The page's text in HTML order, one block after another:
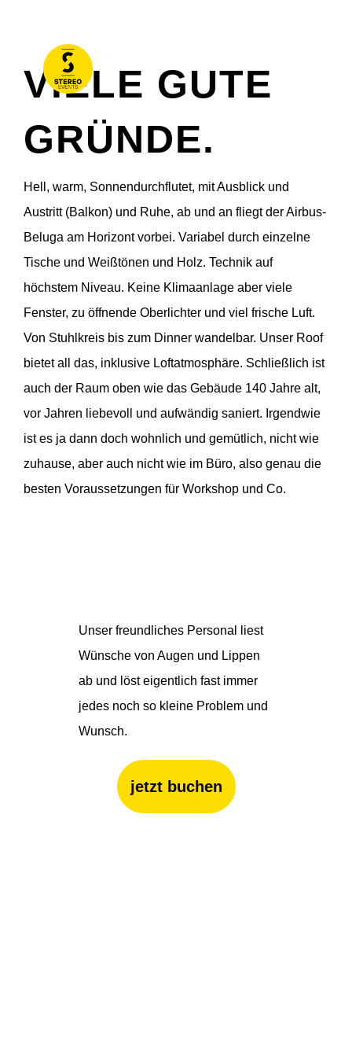
VIELE GUTE
GRÜNDE.
Hell, warm, Sonnendurchflutet, mit Ausblick und
Austritt (Balkon) und Ruhe, ab und an fliegt der Airbus-
Beluga am Horizont vorbei. Variabel durch einzelne
Tische und Weißtönen und Holz. Technik auf
höchstem Niveau. Keine Klimaanlage aber viele
Fenster, zu öffnende Oberlichter und viel frische Luft.
Von Stuhlkreis bis zum Dinner wandelbar. Unser Roof
bietet all das, inklusive Loftatmosphäre. Schließlich ist
auch der Raum oben wie das Gebäude 140 Jahre alt,
vor Jahren liebevoll und aufwändig saniert. Irgendwie
ist es ja dann doch wohnlich und gemütlich, nicht wie
zuhause, aber auch nicht wie im Büro, also genau die
besten Voraussetzungen für Workshop und Co.
Unser freundliches Personal liest
Wünsche von Augen und Lippen
ab und löst eigentlich fast immer
jedes noch so kleine Problem und
Wunsch.
jetzt buchen